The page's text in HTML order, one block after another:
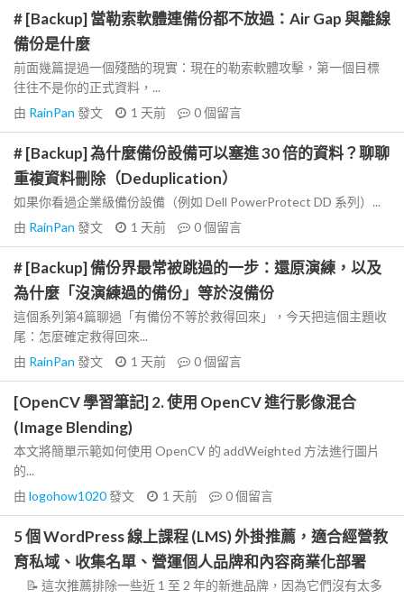
# [Backup] 當勒索軟體連備份都不放過：Air Gap 與離線
備份是什麼
前面幾篇提過一個殘酷的現實：現在的勒索軟體攻擊，第一個目標
往往不是你的正式資料，...
由 RainPan 發文 1 天前 0個留言
# [Backup] 為什麼備份設備可以塞進 30 倍的資料？聊聊
重複資料刪除（Deduplication）
如果你看過企業級備份設備（例如 Dell PowerProtect DD 系列）...
由 RainPan 發文 1 天前 0個留言
# [Backup] 備份界最常被跳過的一步：還原演練，以及
為什麼「沒演練過的備份」等於沒備份
這個系列第4篇聊過「有備份不等於救得回來」，今天把這個主題收
尾：怎麼確定救得回來...
由 RainPan 發文 1 天前 0個留言
[OpenCV 學習筆記] 2. 使用 OpenCV 進行影像混合
(Image Blending)
本文將簡單示範如何使用 OpenCV 的 addWeighted 方法進行圖片
的...
由 logohow1020發文 1 天前 0個留言
5 個 WordPress 線上課程 (LMS) 外掛推薦，適合經營教
育私域、收集名單、營運個人品牌和內容商業化部署
📝 這次推薦排除一些近 1 至 2 年的新進品牌，因為它們沒有太多